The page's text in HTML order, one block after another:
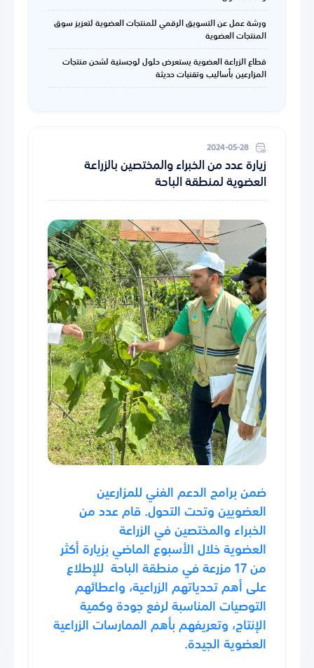
ورشة عمل عن التسويق الرقمي للمنتجات العضوية لتعزيز سوق
المنتجات العضوية
قطاع الزراعة العضوية يستعرض حلول لوجستية لشحن منتجات
المزارعين بأساليب وتقنيات حديثة
2024-05-28
زيارة عدد من الخبراء والمختصين بالزراعة
العضوية لمنطقة الباحة
ضمن برامج الدعم الفني للمزارعين
العضويين وتحت التحول. قام عدد من
الخبراء والمختصين في الزراعة
العضوية خلال الأسبوع الماضي بزيارة أكثر
من 17 مزرعة في منطقة الباحة للإطلاع
على أهم تحدياتهم الزراعية، واعطائهم
التوصيات المناسبة لرفع جودة وكمية
الإنتاج، وتعريفهم بأهم الممارسات الزراعية
العضوية الجيدة.